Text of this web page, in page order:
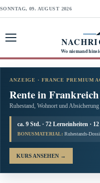
SONNTAG, 09. AUGUST 2026
Wo niemand
ANZEIGE · FRANCE PREMIUM
Rente in Frankreich
Ruhestand, Wohnort und
ca. 9 Std. · 72 Lerneinheiten ·
BONUSMATERIAL: Ruhestands-
KURS ANSEHEN →